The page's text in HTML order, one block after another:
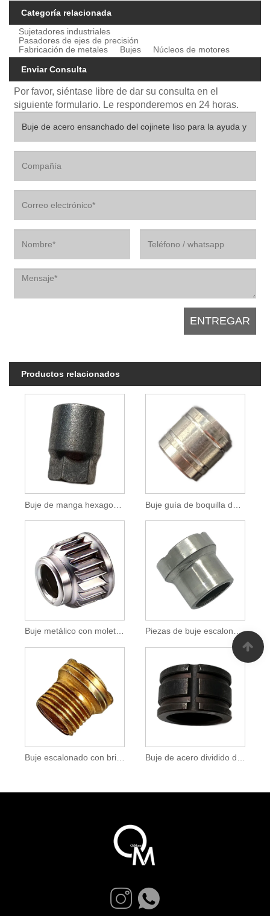
Categoría relacionada
Sujetadores industriales
Pasadores de ejes de precisión
Fabricación de metales
Bujes Núcleos de motores
Enviar Consulta
Por favor, siéntase libre de dar su consulta en el
siguiente formulario. Le responderemos en 24 horas.
Productos relacionados
Buje de manga hexagonal de aluminio para uso industrial
Buje metálico con moleteado mediante proceso de partida en frío Piezas de buje escalonado de acero de precisión para uso industrial
Buje escalonado con brida de inserción roscada de latón para piezas de plástico y metal Buje de acero dividido de precisión con ranuras de lubricación